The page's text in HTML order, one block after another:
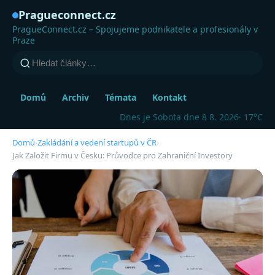
Pragueconnect.cz
PragueConnect.cz – Spojujeme podnikatele a profesionály v
Praze
Domů Archiv Témata
Kontakt
Dnes je Sobota dne 8 8. 2026· 17°C
Domů›Zakládání a vedení startupů v ČR›
Jak Založit Firmu v Česku: Průvodce pro Zahraniční Investory